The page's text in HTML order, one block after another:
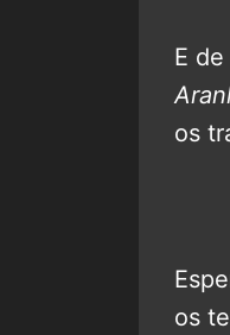
E
os
os